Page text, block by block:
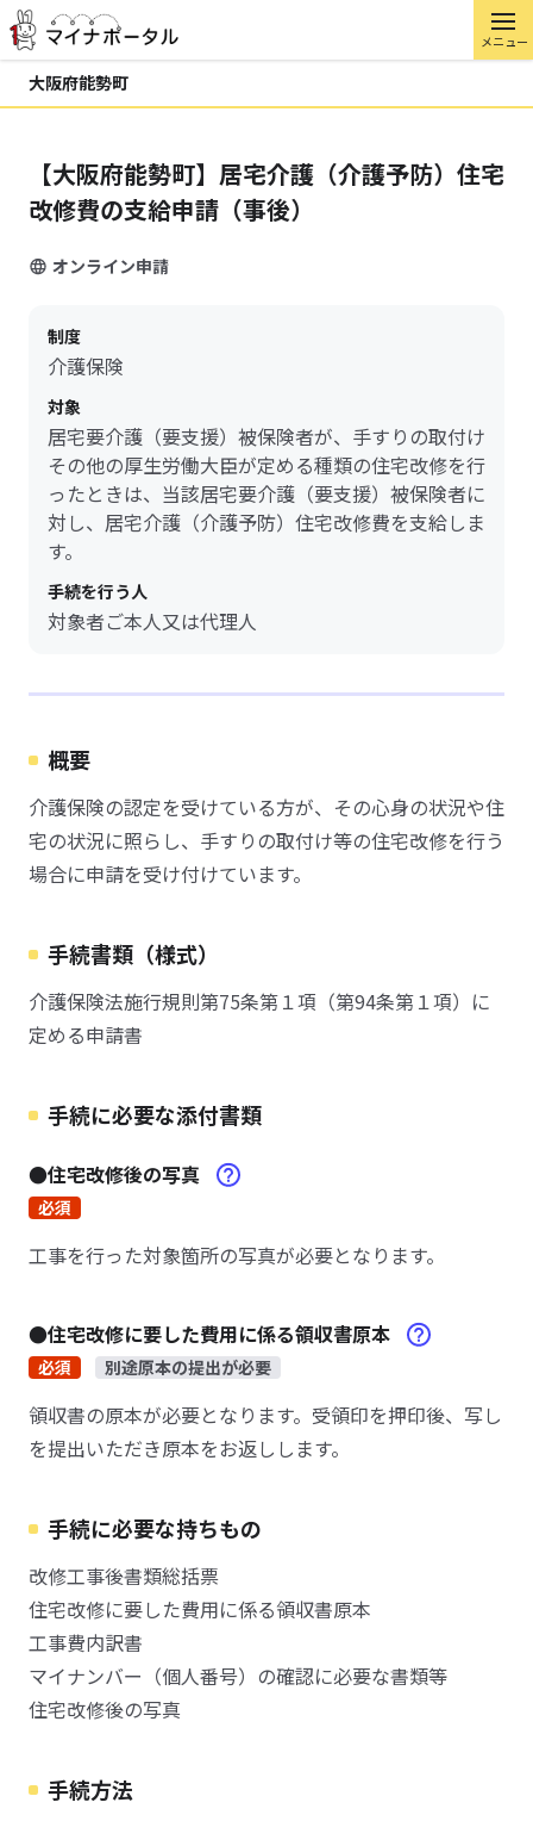
メニュー
大阪府能勢町
【大阪府能勢町】居宅介護（介護予防）住宅
改修費の支給申請（事後）
オンライン申請
制度
介護保険
対象
居宅要介護（要支援）被保険者が、手すりの取付け
その他の厚生労働大臣が定める種類の住宅改修を行
ったときは、当該居宅要介護（要支援）被保険者に
対し、居宅介護（介護予防）住宅改修費を支給しま
す。
手続を行う人
対象者ご本人又は代理人
概要
介護保険の認定を受けている方が、その心身の状況や住
宅の状況に照らし、手すりの取付け等の住宅改修を行う
場合に申請を受け付けています。
手続書類（様式）
介護保険法施行規則第75条第１項（第94条第１項）に
定める申請書
手続に必要な添付書類
●住宅改修後の写真
必須
工事を行った対象箇所の写真が必要となります。
●住宅改修に要した費用に係る領収書原本
必須 別途原本の提出が必要
領収書の原本が必要となります。受領印を押印後、写し
を提出いただき原本をお返しします。
手続に必要な持ちもの
改修工事後書類総括票
住宅改修に要した費用に係る領収書原本
工事費内訳書
マイナンバー（個人番号）の確認に必要な書類等
住宅改修後の写真
手続方法